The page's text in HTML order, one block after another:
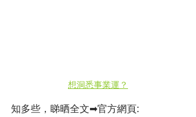
想洞悉事業運？
知多些，睇晒全文➡官方網頁: